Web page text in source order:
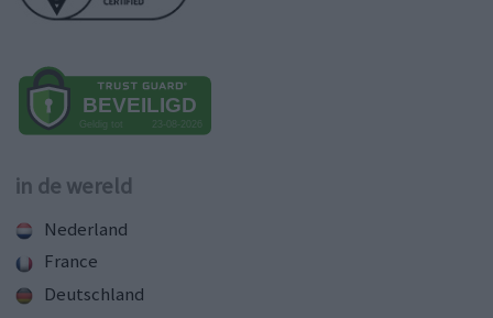
in de wereld
Nederland
France
Deutschland